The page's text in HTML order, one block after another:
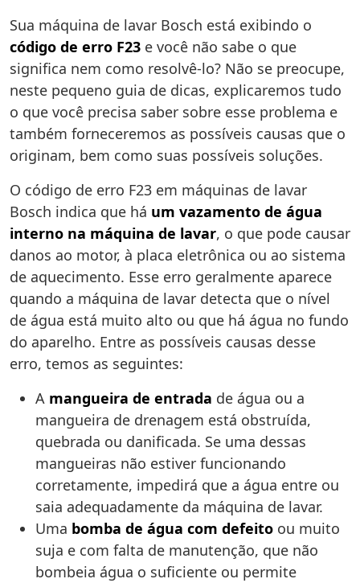
Sua máquina de lavar Bosch está exibindo o
código de erro F23 e você não sabe o que
significa nem como resolvê-lo? Não se preocupe,
neste pequeno guia de dicas, explicaremos tudo
o que você precisa saber sobre esse problema e
também forneceremos as possíveis causas que o
originam, bem como suas possíveis soluções.
O código de erro F23 em máquinas de lavar
Bosch indica que há um vazamento de água
interno na máquina de lavar, o que pode causar
danos ao motor, à placa eletrônica ou ao sistema
de aquecimento. Esse erro geralmente aparece
quando a máquina de lavar detecta que o nível
de água está muito alto ou que há água no fundo
do aparelho. Entre as possíveis causas desse
erro, temos as seguintes:
A mangueira de entrada de água ou a
mangueira de drenagem está obstruída,
quebrada ou danificada. Se uma dessas
mangueiras não estiver funcionando
corretamente, impedirá que a água entre ou
saia adequadamente da máquina de lavar.
Uma bomba de água com defeito ou muito
suja e com falta de manutenção, que não
bombeia água o suficiente ou permite